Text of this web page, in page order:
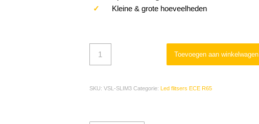
✓ Kleine & grote hoeveelheden
Toevoegen aan winkelwagen
SKU: VSL-SLIM3 Categorie: Led flitsers ECE R65